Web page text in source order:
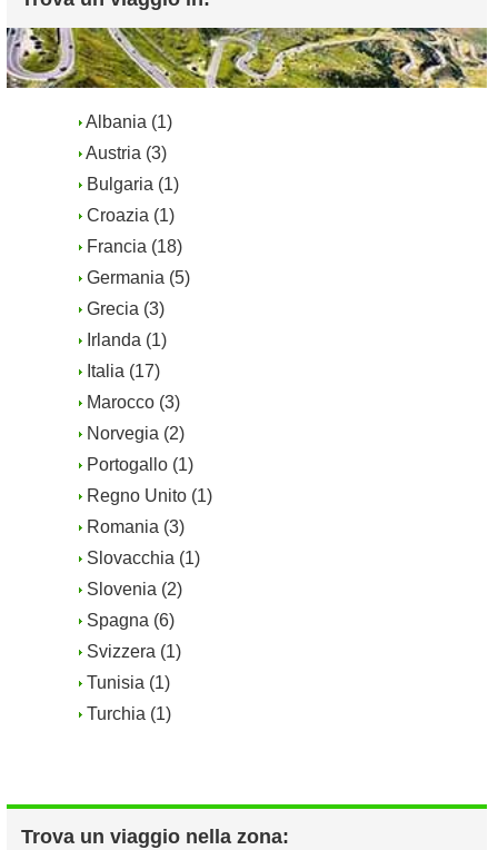
Albania (1)
Austria (3)
Bulgaria (1)
Croazia (1)
Francia (18)
Germania (5)
Grecia (3)
Irlanda (1)
Italia (17)
Marocco (3)
Norvegia (2)
Portogallo (1)
Regno Unito (1)
Romania (3)
Slovacchia (1)
Slovenia (2)
Spagna (6)
Svizzera (1)
Tunisia (1)
Turchia (1)
Trova un viaggio nella zona: